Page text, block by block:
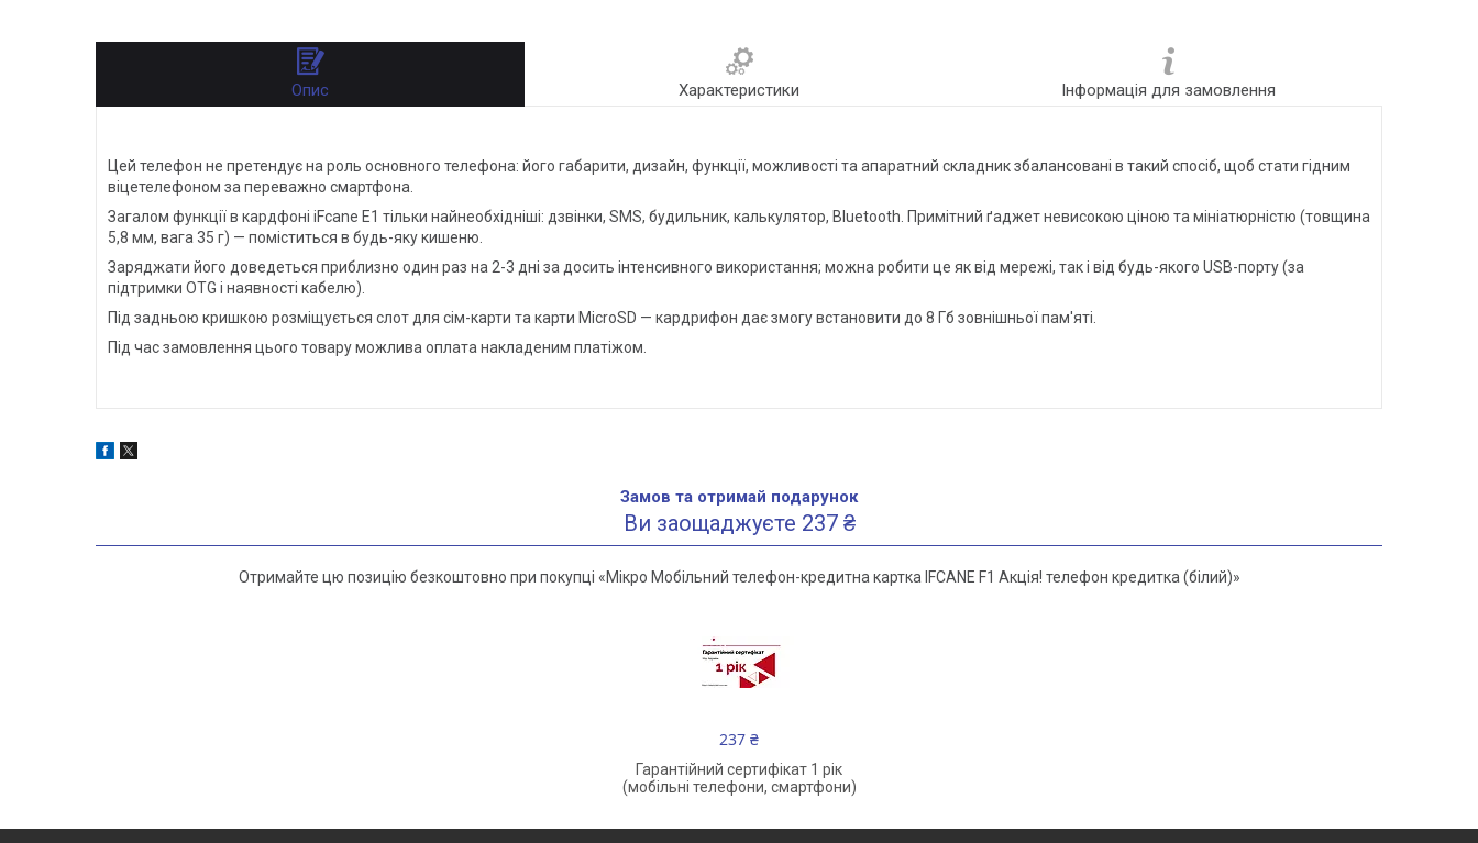
Опис Характеристики Інформація для замовлення
Цей телефон не претендує на роль основного телефона: його габарити, дизайн, функції, можливості та апаратний складник збалансовані в такий спосіб, щоб стати гідним
віцетелефоном за переважно смартфона.
Загалом функції в кардфоні iFcane E1 тільки найнеобхідніші: дзвінки, SMS, будильник, калькулятор, Bluetooth. Примітний ґаджет невисокою ціною та мініатюрністю (товщина
5,8 мм, вага 35 г) — поміститься в будь-яку кишеню.
Заряджати його доведеться приблизно один раз на 2-3 дні за досить інтенсивного використання; можна робити це як від мережі, так і від будь-якого USB-порту (за
підтримки OTG і наявності кабелю).
Під задньою кришкою розміщується слот для сім-карти та карти MicroSD — кардрифон дає змогу встановити до 8 Гб зовнішньої пам'яті.
Під час замовлення цього товару можлива оплата накладеним платіжом.
Замов та отримай подарунок
Ви заощаджуєте 237 ₴
Отримайте цю позицію безкоштовно при покупці «Мікро Мобільний телефон-кредитна картка IFCANE F1 Акція! телефон кредитка (білий)»
237 ₴
Гарантійний сертифікат 1 рік
(мобільні телефони, смартфони)